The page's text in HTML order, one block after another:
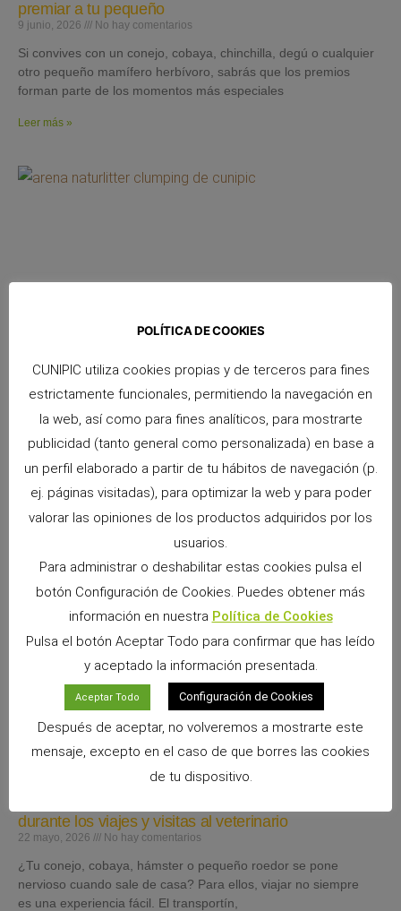
premiar a tu pequeño
9 junio, 2026 No hay comentarios
Si convives con un conejo, cobaya, chinchilla, degú o cualquier
otro pequeño mamífero herbívoro, sabrás que los premios
forman parte de los momentos más especiales
Leer más »
Arena Clumping de Cunipic: máxima higiene,
absorción y control de olores para tu gato
26 mayo, 2026 No hay comentarios
Mantener el arenero limpio, seco y libre de olores nunca había
sido tan sencillo. La Arena Clumping de Cunipic ha sido
desarrollada para ofrecer una solución higiénica, eficiente y
durante los viajes y visitas al veterinario
22 mayo, 2026 No hay comentarios
¿Tu conejo, cobaya, hámster o pequeño roedor se pone
nervioso cuando sale de casa? Para ellos, viajar no siempre
es una experiencia fácil. El transportín,
POLÍTICA DE COOKIES
CUNIPIC utiliza cookies propias y de terceros para fines
estrictamente funcionales, permitiendo la navegación en
la web, así como para fines analíticos, para mostrarte
publicidad (tanto general como personalizada) en base a
un perfil elaborado a partir de tu hábitos de navegación (p.
ej. páginas visitadas), para optimizar la web y para poder
valorar las opiniones de los productos adquiridos por los
usuarios.
Para administrar o deshabilitar estas cookies pulsa el
botón Configuración de Cookies. Puedes obtener más
información en nuestra Política de Cookies
Pulsa el botón Aceptar Todo para confirmar que has leído
y aceptado la información presentada.
Aceptar Todo Configuración de Cookies
Después de aceptar, no volveremos a mostrarte este
mensaje, excepto en el caso de que borres las cookies
de tu dispositivo.